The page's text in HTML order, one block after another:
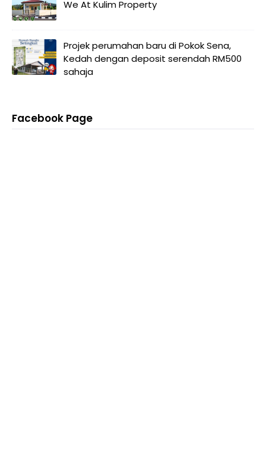
We At Kulim Property
Projek perumahan baru di Pokok Sena,
Kedah dengan deposit serendah RM500
sahaja
Facebook Page